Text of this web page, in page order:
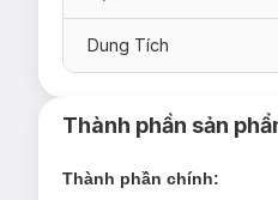
*Với màu 01 - 02 - 03, có
Dung Tích
Thành phần sản
Thành phần chính: